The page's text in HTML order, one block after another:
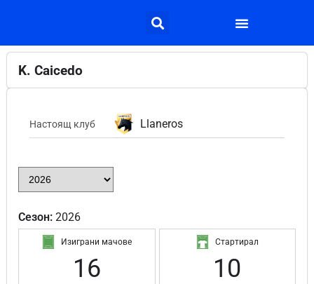
K. Caicedo
Настоящ клуб Llaneros
Сезон: 2026
Изиграни мачове
16
Стартирал
10